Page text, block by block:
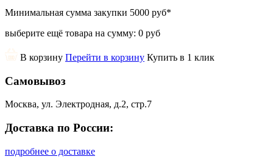
Минимальная сумма закупки 5000 руб*
выберите ещё товара на сумму: 0 руб
В корзину Перейти в корзину Купить в 1 клик
Самовывоз
Москва, ул. Электродная, д.2, стр.7
Доставка по России:
подробнее о доставке